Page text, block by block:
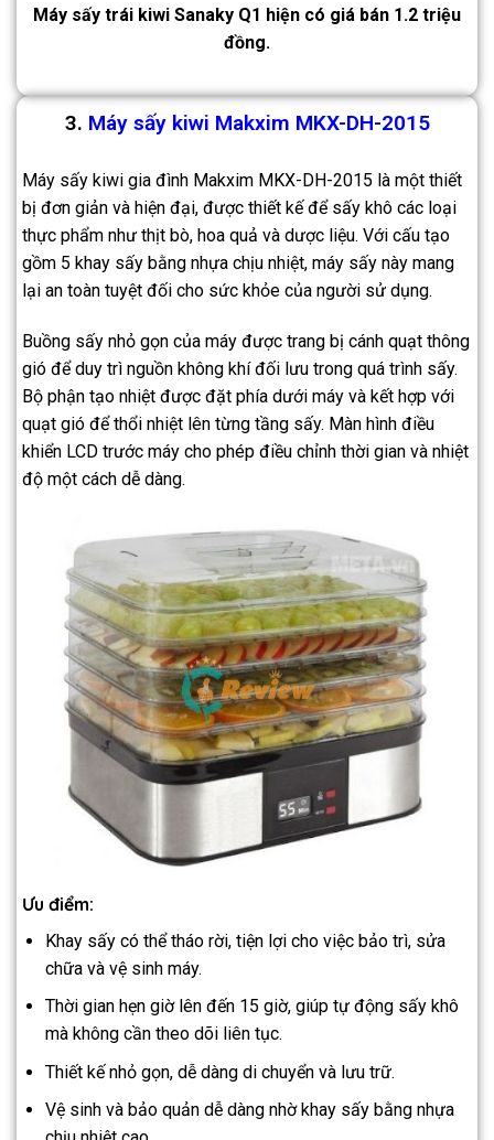
Máy sấy trái kiwi Sanaky Q1 hiện có giá bán 1.2 triệu
đồng.
3. Máy sấy kiwi Makxim MKX-DH-2015
Máy sấy kiwi gia đình Makxim MKX-DH-2015 là một thiết
bị đơn giản và hiện đại, được thiết kế để sấy khô các loại
thực phẩm như thịt bò, hoa quả và dược liệu. Với cấu tạo
gồm 5 khay sấy bằng nhựa chịu nhiệt, máy sấy này mang
lại an toàn tuyệt đối cho sức khỏe của người sử dụng.
Buồng sấy nhỏ gọn của máy được trang bị cánh quạt thông
gió để duy trì nguồn không khí đối lưu trong quá trình sấy.
Bộ phận tạo nhiệt được đặt phía dưới máy và kết hợp với
quạt gió để thổi nhiệt lên từng tầng sấy. Màn hình điều
khiển LCD trước máy cho phép điều chỉnh thời gian và nhiệt
độ một cách dễ dàng.
Ưu điểm:
Khay sấy có thể tháo rời, tiện lợi cho việc bảo trì, sửa
chữa và vệ sinh máy.
Thời gian hẹn giờ lên đến 15 giờ, giúp tự động sấy khô
mà không cần theo dõi liên tục.
Thiết kế nhỏ gọn, dễ dàng di chuyển và lưu trữ.
Vệ sinh và bảo quản dễ dàng nhờ khay sấy bằng nhựa